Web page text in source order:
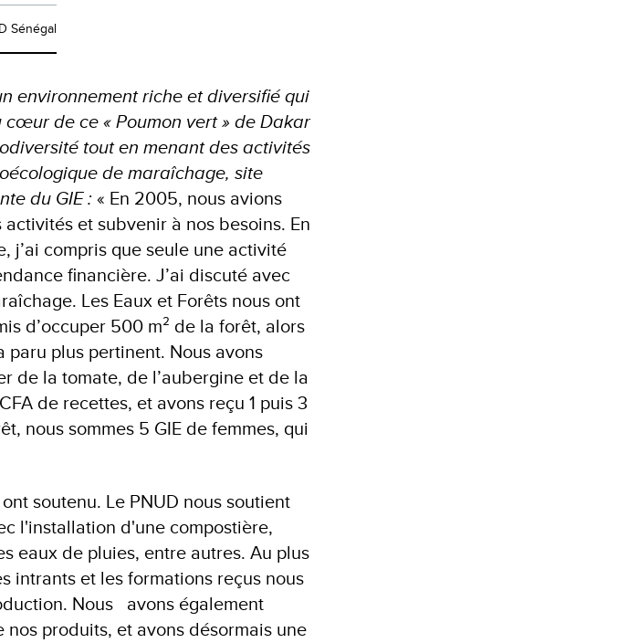
Sénégal
environnement riche et diversifié qui
cœur de ce « Poumon vert » de Dakar
tout en menant des activités
de maraîchage, site
du GIE :« En 2005, nous avions
et subvenir à nos besoins. En
j’ai compris que seule une activité
financière. J’ai discuté avec
Les Eaux et Forêts nous ont
d’occuper 500 m² de la forêt, alors
paru plus pertinent. Nous avons
de la tomate, de l’aubergine et de la
de recettes, et avons reçu 1 puis 3
nous sommes 5 GIE de femmes, qui
soutenu. Le PNUD nous soutient
l'installation d'une compostière,
eaux de pluies, entre autres. Au plus
intrants et les formations reçus nous
Nous avons également
produits, et avons désormais une